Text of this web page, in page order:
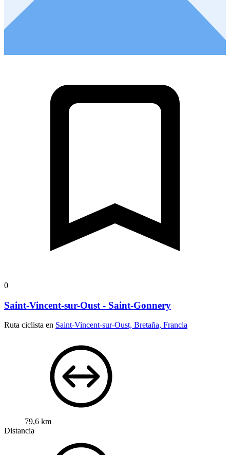
0
Saint-Vincent-sur-Oust - Saint-Gonnery
Ruta ciclista en Saint-Vincent-sur-Oust, Bretaña, Francia
79,6 km
Distancia